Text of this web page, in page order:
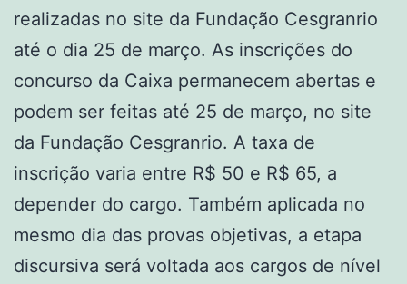
realizadas no site da Fundação Cesgranrio
até o dia 25 de março. As inscrições do
concurso da Caixa permanecem abertas e
podem ser feitas até 25 de março, no site
da Fundação Cesgranrio. A taxa de
inscrição varia entre R$ 50 e R$ 65, a
depender do cargo. Também aplicada no
mesmo dia das provas objetivas, a etapa
discursiva será voltada aos cargos de nível